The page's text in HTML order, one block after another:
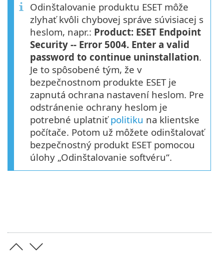
Odinštalovanie produktu ESET môže
zlyhať kvôli chybovej správe súvisiacej s
heslom, napr.: Product: ESET Endpoint
Security -- Error 5004. Enter a valid
password to continue uninstallation.
Je to spôsobené tým, že v
bezpečnostnom produkte ESET je
zapnutá ochrana nastavení heslom. Pre
odstránenie ochrany heslom je
potrebné uplatniťpolitiku na klientske
počítače. Potom už môžete odinštalovať
bezpečnostný produkt ESET pomocou
úlohy „Odinštalovanie softvéru“.